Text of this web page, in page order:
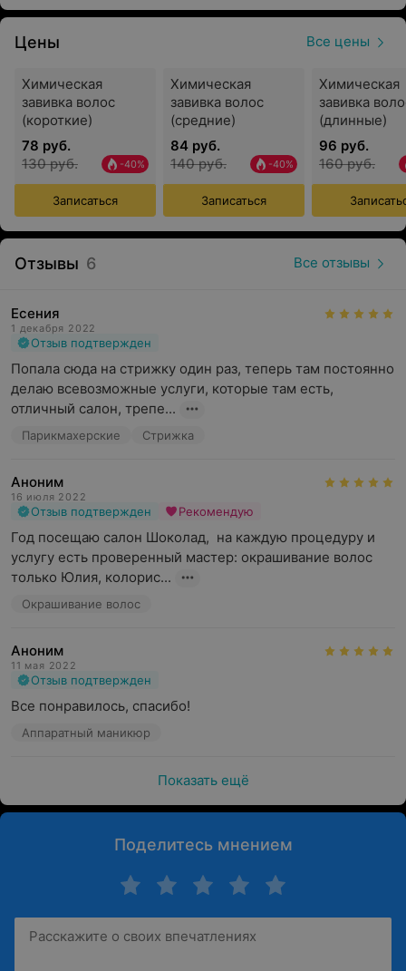
восстановление, питание и увлажнение волос.
Процедуры помогают улучшить внешний вид волос,
придать им мягкость, блеск и ухоженность.
Маникюр и педикюр
Услуги ногтевого сервиса включают уход за ногтями и
кожей рук и ног. Аккуратное выполнение процедур
позволяет поддерживать опрятный внешний вид и
ощущение комфорта.
Эта процедура представляет собой введение
специального красящего пигмента под кожу нижнего
или верхнего века, бровей или губ. Сделав
перманентный макияж, можно освободиться от
ежедневной траты времени на подкрашивание глаз
карандашом или подводкой, коррекцию цвета бровей и
губ.
Салон красоты «Шоколад» — место, где заботятся о
красоте, комфорте и хорошем настроении каждого
посетителя.
Цены Все цены
Химическая
завивка волос
(короткие)
-40%
78 руб.
130 руб.
Записаться
Химическая
завивка волос
(средние)
-40%
84 руб.
140 руб.
Записаться
Химическая
завивка
(длинные)
96 руб.
160 руб.
Отзывы 6 Все отзывы
Есения
1 декабря 2022
Отзыв подтвержден
Попала сюда на стрижку один раз, теперь там постоянно
делаю всевозможные услуги, которые там есть,
отличный салон, трепе...
Парикмахерские Стрижка
Аноним
16 июля 2022
Отзыв подтвержден Рекомендую
Год посещаю салон Шоколад,  на каждую процедуру и
услугу есть проверенный мастер: окрашивание волос
только Юлия, колорис...
Окрашивание волос
Аноним
11 мая 2022
Отзыв подтвержден
Все понравилось, спасибо!
Аппаратный маникюр
Показать ещё
Поделитесь мнением